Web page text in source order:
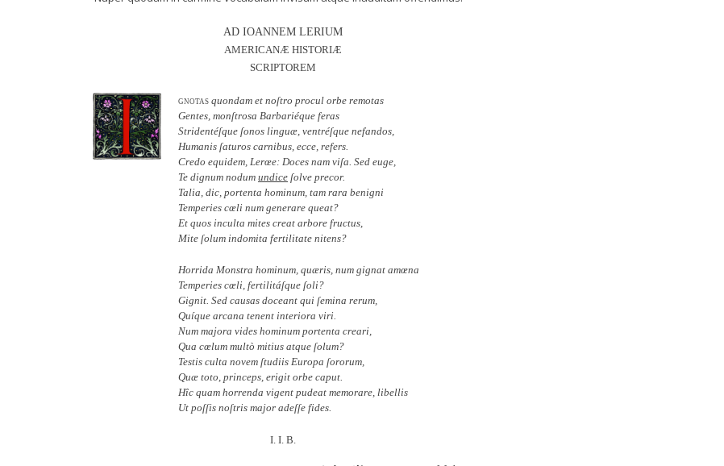
AD IOANNEM LERIUM
AMERICANÆ HISTORIÆ
SCRIPTOREM
gnotas quondam et noſtro procul orbe remotas
Gentes, monſtrosa Barbariéque feras
Stridentéſque ſonos linguæ, ventréſque nefandos,
Humanis ſaturos carnibus, ecce, refers.
Credo equidem, Lerœe: Doces nam viſa. Sed euge,
Te dignum nodum undice ſolve precor.
Talia, dic, portenta hominum, tam rara benigni
Temperies cœli num generare queat?
Et quos inculta mites creat arbore fructus,
Mite ſolum indomita fertilitate nitens?
Horrida Monstra hominum, quæris, num gignat amœna
Temperies cœli, fertilitáſque ſoli?
Gignit. Sed causas doceant qui ſemina rerum,
Quíque arcana tenent interiora viri.
Num majora vides hominum portenta creari,
Qua cœlum multò mitius atque ſolum?
Testis culta novem ſtudiis Europa ſororum,
Quæ toto, princeps, erigit orbe caput.
Hîc quam horrenda vigent pudeat memorare, libellis
Ut poſſis noſtris major adeſſe fides.
I. I. B.